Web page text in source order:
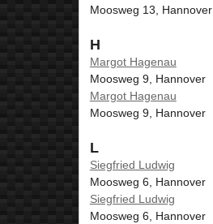
Moosweg 13, Hannover
H
Margot Hagenau
Moosweg 9, Hannover
Margot Hagenau
Moosweg 9, Hannover
L
Siegfried Ludwig
Moosweg 6, Hannover
Siegfried Ludwig
Moosweg 6, Hannover